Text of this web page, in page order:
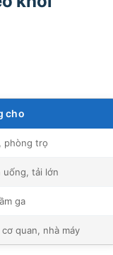
cho
phòng trọ
uống, tải lớn
ga
cơ quan, nhà máy